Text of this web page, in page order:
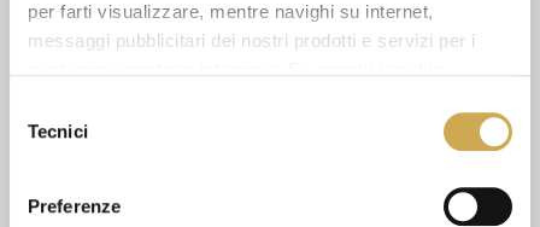
per farti visualizzare, mentre navighi su internet,
messaggi pubblicitari dei nostri prodotti e servizi per i
delTecnici
Preferenze